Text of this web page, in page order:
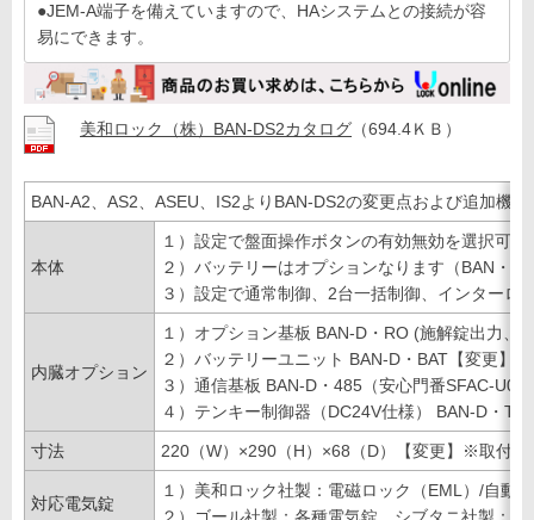
●JEM-A端子を備えていますので、HAシステムとの接続が容
易にできます。
美和ロック（株）BAN-DS2カタログ （694.4ＫＢ）
BAN-A2、AS2、ASEU、IS2よりBAN-DS2の変更点および追加機能
本体
１）設定で盤面操作ボタンの有効無効を選択可能
２）バッテリーはオプションなります（BAN・D
３）設定で通常制御、2台一括制御、インターロ
内臓オプション
１）オプション基板 BAN-D・RO (施解錠出力、
２）バッテリーユニット BAN-D・BAT【変更】
３）通信基板 BAN-D・485（安心門番SFAC-U01
４）テンキー制御器（DC24V仕様） BAN-D・
寸法 220（W）×290（H）×68（D）【変更】※取付
対応電気錠
１）美和ロック社製：電磁ロック（EML）/自動